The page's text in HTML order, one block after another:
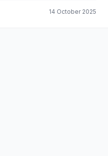
14 October 2025